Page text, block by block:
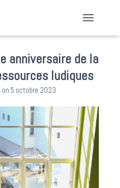
anniversaire de la
ludiques
on 5 octobre 2023